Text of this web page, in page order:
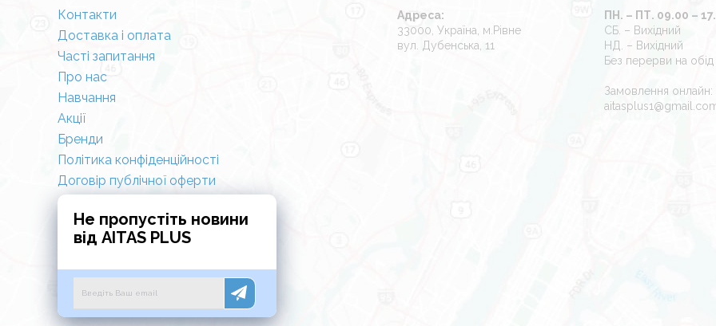
Контакти
Доставка і оплата
Часті запитання
Про нас
Навчання
Акції
Бренди
Політика конфіденційності
Договір публічної оферти
Не пропустіть новини
від AITAS PLUS
Адреса:
33000, Україна, м.Рівне
вул. Дубенська, 11
ПН. – ПТ. 09.00 –
СБ. – Вихідний
НД. – Вихідний
Без перерви на обід
Замовлення онлайн: